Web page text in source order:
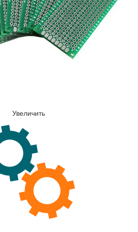
Увеличить